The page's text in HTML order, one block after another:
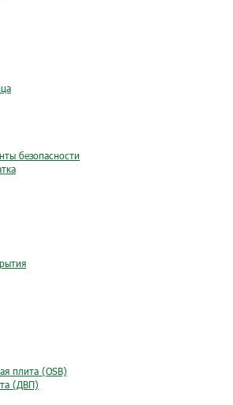
безопасности
плита (OSB)
(ДВП)